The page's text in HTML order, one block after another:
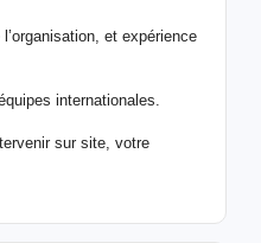
et expérience
internationales.
sur site, votre